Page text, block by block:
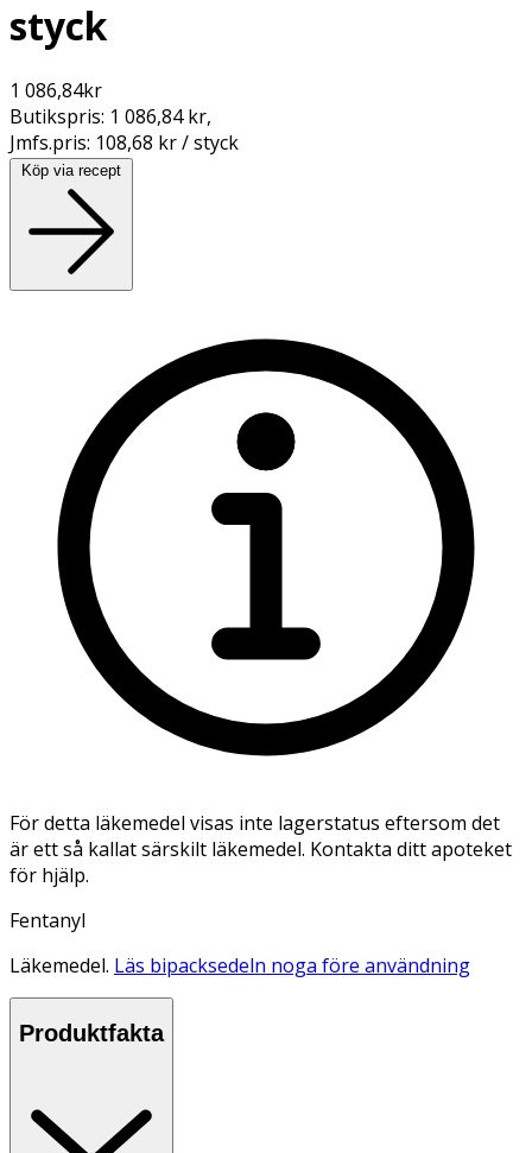
styck
1 086,84kr
Butikspris: 1 086,84 kr,
Jmfs.pris: 108,68 kr / styck
Köp via recept
För detta läkemedel visas inte lagerstatus eftersom det
är ett så kallat särskilt läkemedel. Kontakta ditt apoteket
för hjälp.
Fentanyl
Läkemedel. Läs bipacksedeln noga före användning
Produktfakta